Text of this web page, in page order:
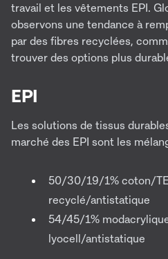
travail et les vêtements EPI.
observons une tendance à
par des fibres recyclées,
trouver des options plus
EPI
Les solutions de tissus
marché des EPI sont les
50/30/19/1% coton/
recyclé/antistatique
54/45/1%
lyocell/antistatique